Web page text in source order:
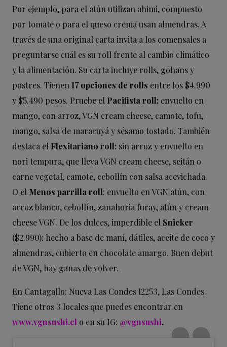
Por ejemplo, para el atún utilizan ahimi, compuesto
por tomate o para el queso crema usan almendras. A
través de una original carta invita a los comensales a
preguntarse cuál es su roll frente al cambio climático
y la alimentación. Su carta incluye rolls, gohans y
postres. Tienen17 opciones de rolls entre los $4.990
y $5.490 pesos. Pruebe el Pacifista roll: envuelto en
mango, con arroz, VGN cream cheese, camote, tofu,
mango, salsa de maracuyá y sésamo tostado. También
destaca el Flexitariano roll: sin arroz y envuelto en
nori tempura, que lleva VGN cream cheese, seitán o
carne vegetal, camote, cebollín con salsa acevichada.
O el Menos parrilla roll: envuelto en VGN atún, con
arroz blanco, cebollín, zanahoria furay, atún y cream
cheese VGN. De los dulces,imperdible el Snicker
($2.990): hecho a base de maní, dátiles, aceite de coco y
almendras, cubierto en chocolate amargo. Buen debut
de VGN, hay ganas de volver.
En Cantagallo: Nueva Las Condes 12253, Las Condes.
Tiene otros 3 locales que puedes encontrar en
www.vgnsushi.cl o en su IG: @vgnsushi.